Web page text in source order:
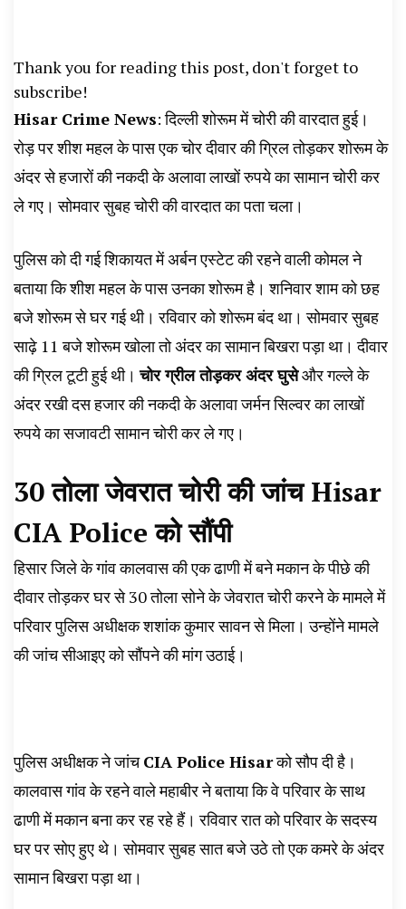
Thank you for reading this post, don't forget to
subscribe!
Hisar Crime News: दिल्ली शोरूम में चोरी की वारदात हुई।
रोड़ पर शीश महल के पास एक चोर दीवार की ग्रिल तोड़कर शोरूम के
अंदर से हजारों की नकदी के अलावा लाखों रुपये का सामान चोरी कर
ले गए। सोमवार सुबह चोरी की वारदात का पता चला।
पुलिस को दी गई शिकायत में अर्बन एस्टेट की रहने वाली कोमल ने
बताया कि शीश महल के पास उनका शोरूम है। शनिवार शाम को छह
बजे शोरूम से घर गई थी। रविवार को शोरूम बंद था। सोमवार सुबह
साढ़े 11 बजे शोरूम खोला तो अंदर का सामान बिखरा पड़ा था। दीवार
की ग्रिल टूटी हुई थी।चोर ग्रील तोड़कर अंदर घुसेऔर गल्ले के
अंदर रखी दस हजार की नकदी के अलावा जर्मन सिल्वर का लाखों
रुपये का सजावटी सामान चोरी कर ले गए।
30 तोला जेवरात चोरी की जांच Hisar
CIA Police को सौंपी
हिसार जिले के गांव कालवास की एक ढाणी में बने मकान के पीछे की
दीवार तोड़कर घर से 30 तोला सोने के जेवरात चोरी करने के मामले में
परिवार पुलिस अधीक्षक शशांक कुमार सावन से मिला। उन्होंने मामले
की जांच सीआइए को सौंपने की मांग उठाई।
पुलिस अधीक्षक ने जांचCIA Police Hisarको सौप दी है।
कालवास गांव के रहने वाले महाबीर ने बताया कि वे परिवार के साथ
ढाणी में मकान बना कर रह रहे हैं। रविवार रात को परिवार के सदस्य
घर पर सोए हुए थे। सोमवार सुबह सात बजे उठे तो एक कमरे के अंदर
सामान बिखरा पड़ा था।